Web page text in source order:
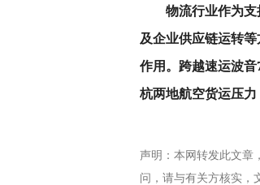
物流行业作为
及企业供应链运转
作用。跨越速运波
杭两地航空货运压力
声明：本网转发此文章
问，请与有关方核实，